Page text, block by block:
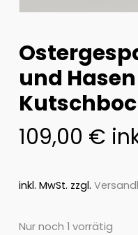
und
109,00 €
inkl. MwSt. zzgl.
Nur noch 1 vorrätig